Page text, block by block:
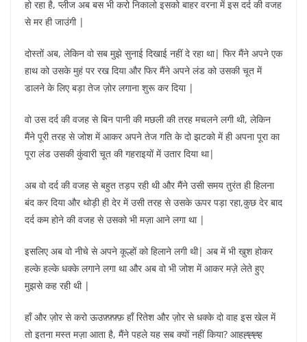
हो रहा है, प्लीज अब बस भी करो निकालो इसको बाहर वरना में इस दर्द की वजह
से मर ही जाउंगी |
दोस्तों अब, लेकिन वो सब मुझे सुनाई दिखाई नहीं दे रहा था| फिर मैंने अपने एक
हाथ को उसके मुहं पर रख दिया और फिर मैंने अपने लंड को उसकी चूत में
डालने के लिए बड़ा तेज ज़ोर लगाना शुरू कर दिया |
वो उस दर्द की वजह से बिन पानी की मछली की तरह मचलने लगी थी, लेकिन
मैंने पूरी तरह से जोश में आकर अपने तेज गति के दो झटको में ही अपना पूरा का
पूरा लंड उसकी कुंवारी चूत की गहराइयों में उतार दिया था|
अब वो दर्द की वजह से बहुत तड़प रही थी और मैंने उसी समय तुरंत ही हिलना
बंद कर दिया और थोड़ी ही देर में उसी तरह से उसके ऊपर पड़ा रहा,कुछ देर बाद
दर्द कम होने की वजह से उसको भी मज़ा आने लगा था |
इसलिए अब वो नीचे से अपने कूल्हों को हिलाने लगी थी| अब में भी खुश होकर
हल्के हल्के धक्के लगाने लगा था और अब वो भी जोश में आकर मज़े लेते हुए
मुझसे कह रही थी |
हाँ और ज़ोर से करो ऊउफ़्फ़्फ़्फ़ हाँ रितेश और ज़ोर से धक्के दो वाह इस खेल में
तो इतना मस्त मज़ा आता है, मैंने पहले यह सब क्यों नहीं किया? आहह्ह्ह्ह